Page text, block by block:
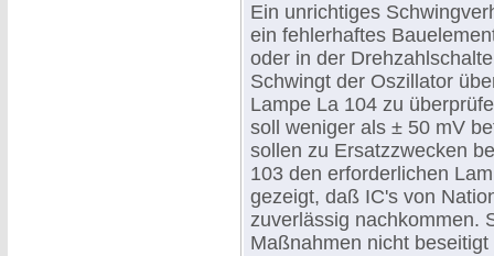
Ein unrichtiges
ein fehlerhaftes
oder in der
Schwingt der Oszillator
Lampe La 104 zu
soll weniger als ± 50 mV
sollen zu Ersatzzwecken
103 den erforderlichen
gezeigt, daß IC's von
zuverlässig nachkommen.
Maßnahmen nicht